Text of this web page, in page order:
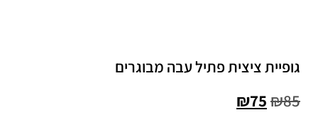
גופיית ציצית פתיל עבה מבוגרים
₪85
₪75